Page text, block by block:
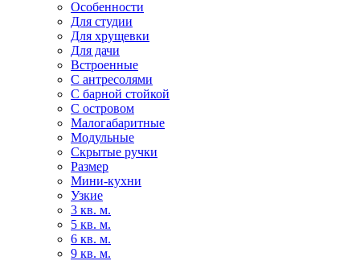
Особенности
Для студии
Для хрущевки
Для дачи
Встроенные
С антресолями
С барной стойкой
С островом
Малогабаритные
Модульные
Скрытые ручки
Размер
Мини-кухни
Узкие
3 кв. м.
5 кв. м.
6 кв. м.
9 кв. м.